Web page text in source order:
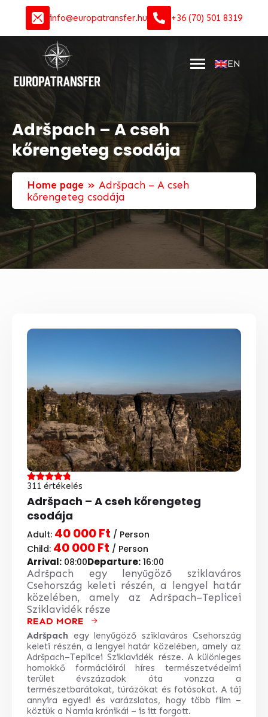
info@europatransfer.hu +36 (70) 501 8319
EN
Adršpach – A cseh
kőrengeteg csodája
Home page » Adršpach – A cseh
kőrengeteg csodája
311 értékelés
Adršpach – A cseh kőrengeteg
csodája
Adult: 40 000 Ft / Person
Child: 40 000 Ft / Person
Arrival: 08:00Departure: 16:00
Adršpach egy lenyűgöző sziklaváros
Csehország keleti részén, a lengyel határ
közelében, amely az Adršpach–Teplicei
Sziklavidék része
READ MORE
Adršpach egy lenyűgöző sziklaváros Csehország
keleti részén, a lengyel határ közelében, amely az
Adršpach–Teplicei Sziklavidék része. A különleges
homokkő formációiról híres természetvédelmi
terület évszázadok óta vonzza a
természetbarátokat, túrázókat és fotósokat. A táj
annyira egyedi és varázslatos, hogy több film –
köztük a Narnia krónikái – is itt forgott.